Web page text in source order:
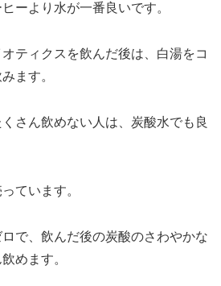
ーより水が一番良いです。
ティクスを飲んだ後は、白湯をコ
ます。
さん飲めない人は、炭酸水でも良
ています。
で、飲んだ後の炭酸のさわやかな
めます。